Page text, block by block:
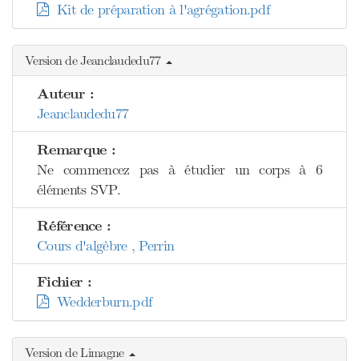
Kit de préparation à l'agrégation.pdf
Version de Jeanclaudedu77
Auteur :
Jeanclaudedu77
Remarque :
Ne commencez pas à étudier un corps à 6
éléments SVP.
Référence :
Cours d'algèbre , Perrin
Fichier :
Wedderburn.pdf
Version de Limagne